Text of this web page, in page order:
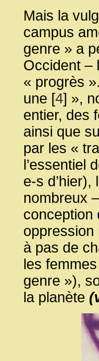
Mais la
campus
genre » a
Occident –
« progrès
une [4] »,
entier, des
ainsi que
par les «
l’essentiel
e-s
nombreux
conception
oppression
à pas de
les
genre »),
la planète